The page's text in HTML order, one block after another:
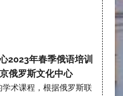
2023年春季俄语培训
俄罗斯文化中心
术课程，根据俄罗斯联